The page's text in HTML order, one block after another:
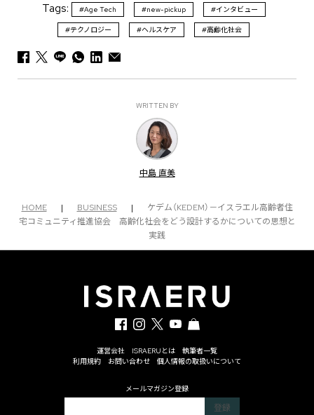
Tags: #Age Tech #new-pickup #インタビュー
#テクノロジー #ヘルスケア #高齢化社会
WRITTEN BY
中島 直美
HOME | BUSINESS |
ケデム（KEDEM）－イスラエル高齢者住
宅コミュニティ推進協会 高齢化社会をどう設計するかについての思想と
実践
運営会社 ISRAERUとは
執筆者一覧
利用規約
お問い合わせ 個人情報の取扱いについて
メールマガジン登録